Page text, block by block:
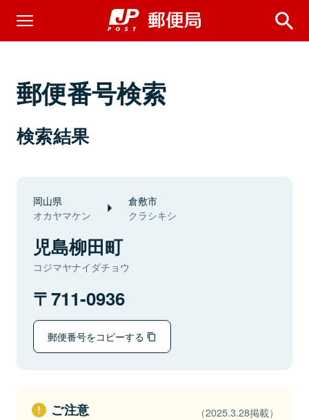
郵便番号検索
検索結果
岡山県
オカヤマケン
倉敷市
クラシキシ
児島柳田町
コジマヤナイダチョウ
711-0936
郵便番号をコピーする
ご注意 （2025.3.28掲載）